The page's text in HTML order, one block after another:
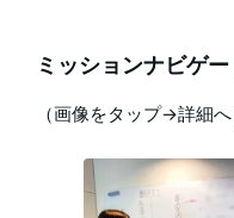
ミッションナビゲ
（画像をタップ→詳細へ